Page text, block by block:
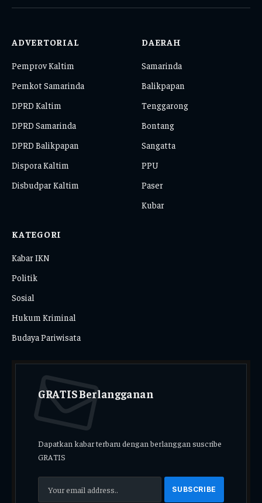
ADVERTORIAL
Pemprov Kaltim
Pemkot Samarinda
DPRD Kaltim
DPRD Samarinda
DPRD Balikpapan
Dispora Kaltim
Disbudpar Kaltim
DAERAH
Samarinda
Balikpapan
Tenggarong
Bontang
Sangatta
PPU
Paser
Kubar
KATEGORI
Kabar IKN
Politik
Sosial
Hukum Kriminal
Budaya Pariwisata
GRATIS Berlangganan
Dapatkan kabar terbaru dengan berlanggan suscribe
GRATIS